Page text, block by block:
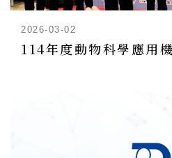
2026-03-02